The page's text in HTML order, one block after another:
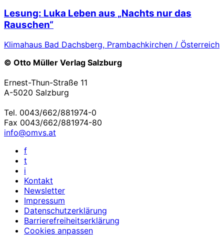
Lesung: Luka Leben aus „Nachts nur das
Rauschen“
Klimahaus Bad Dachsberg, Prambachkirchen / Österreich
© Otto Müller Verlag Salzburg
Ernest-Thun-Straße 11
A-5020 Salzburg
Tel. 0043/662/881974-0
Fax 0043/662/881974-80
info@omvs.at
f
t
i
Kontakt
Newsletter
Impressum
Datenschutzerklärung
Barrierefreiheitserklärung
Cookies anpassen